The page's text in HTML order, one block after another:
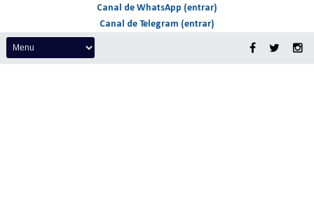
Canal de WhatsApp (entrar)
Canal de Telegram (entrar)